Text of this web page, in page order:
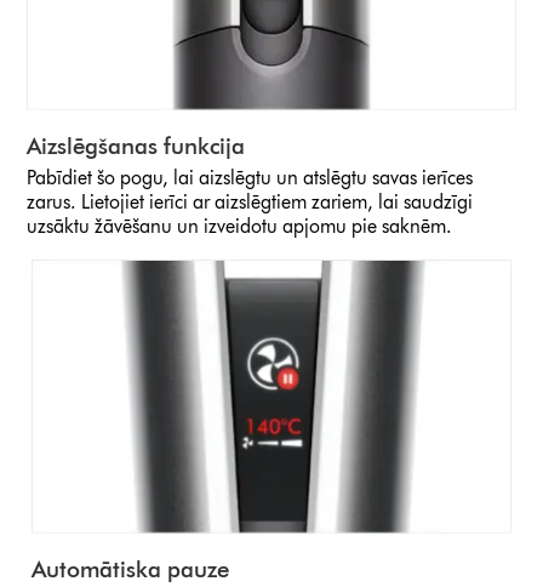
Aizslēgšanas funkcija
Pabīdiet šo pogu, lai aizslēgtu un atslēgtu savas ierīces
zarus. Lietojiet ierīci ar aizslēgtiem zariem, lai saudzīgi
uzsāktu žāvēšanu un izveidotu apjomu pie saknēm.
Automātiska pauze